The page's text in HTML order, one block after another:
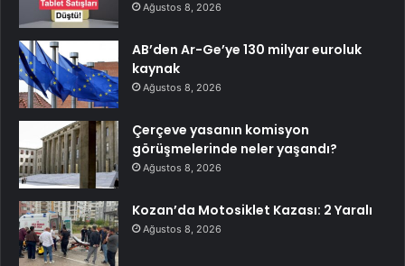
Ağustos 8, 2026
AB’den Ar-Ge’ye 130 milyar euroluk
kaynak
Ağustos 8, 2026
Çerçeve yasanın komisyon
görüşmelerinde neler yaşandı?
Ağustos 8, 2026
Kozan’da Motosiklet Kazası: 2 Yaralı
Ağustos 8, 2026